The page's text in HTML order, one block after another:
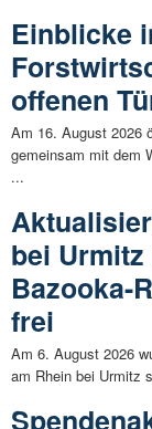
Einblicke
offenen
Am 16. August 2026
gemeinsam mit dem
...
bei
Bazooka-
frei
Am 6. August 2026
am Rhein bei Urmitz